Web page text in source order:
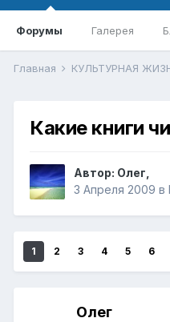
Форумы Галерея
Главная КУЛЬТУРНАЯ
Какие книги
Автор: Олег
3 Апреля 2009 в
1 2 3 4 5 6
Олег